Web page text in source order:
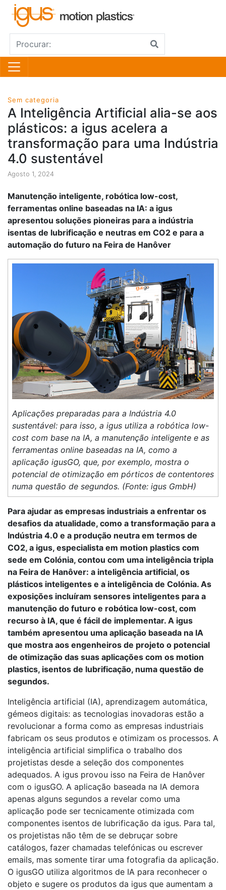
Sem categoria
A Inteligência Artificial alia-se aos
plásticos: a igus acelera a
transformação para uma Indústria
4.0 sustentável
Agosto 1, 2024
Manutenção inteligente, robótica low-cost,
ferramentas online baseadas na IA: a igus
apresentou soluções pioneiras para a indústria
isentas de lubrificação e neutras em CO2 e para a
automação do futuro na Feira de Hanôver
Aplicações preparadas para a Indústria 4.0
sustentável: para isso, a igus utiliza a robótica low-
cost com base na IA, a manutenção inteligente e as
ferramentas online baseadas na IA, como a
aplicação igusGO, que, por exemplo, mostra o
potencial de otimização em pórticos de contentores
numa questão de segundos. (Fonte: igus GmbH)
Para ajudar as empresas industriais a enfrentar os
desafios da atualidade, como a transformação para a
Indústria 4.0 e a produção neutra em termos de
CO2, a igus, especialista em motion plastics com
sede em Colónia, contou com uma inteligência tripla
na Feira de Hanôver: a inteligência artificial, os
plásticos inteligentes e a inteligência de Colónia. As
exposições incluíram sensores inteligentes para a
manutenção do futuro e robótica low-cost, com
recurso à IA, que é fácil de implementar. A igus
também apresentou uma aplicação baseada na IA
que mostra aos engenheiros de projeto o potencial
de otimização das suas aplicações com os motion
plastics, isentos de lubrificação, numa questão de
segundos.
Inteligência artificial (IA), aprendizagem automática,
gémeos digitais: as tecnologias inovadoras estão a
revolucionar a forma como as empresas industriais
fabricam os seus produtos e otimizam os processos. A
inteligência artificial simplifica o trabalho dos
projetistas desde a seleção dos componentes
adequados. A igus provou isso na Feira de Hanôver
com o igusGO. A aplicação baseada na IA demora
apenas alguns segundos a revelar como uma
aplicação pode ser tecnicamente otimizada com
componentes isentos de lubrificação da igus. Para tal,
os projetistas não têm de se debruçar sobre
catálogos, fazer chamadas telefónicas ou escrever
emails, mas somente tirar uma fotografia da aplicação.
O igusGO utiliza algoritmos de IA para reconhecer o
objeto e sugere os produtos da igus que aumentam a